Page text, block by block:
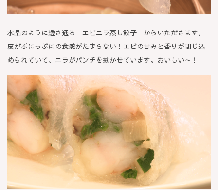
水晶のように透き通る「エビニラ蒸し餃子」からいただきます。
皮がぷにっぷにの食感がたまらない！エビの甘みと香りが閉じ込
められていて、ニラがパンチを効かせています。おいしい～！